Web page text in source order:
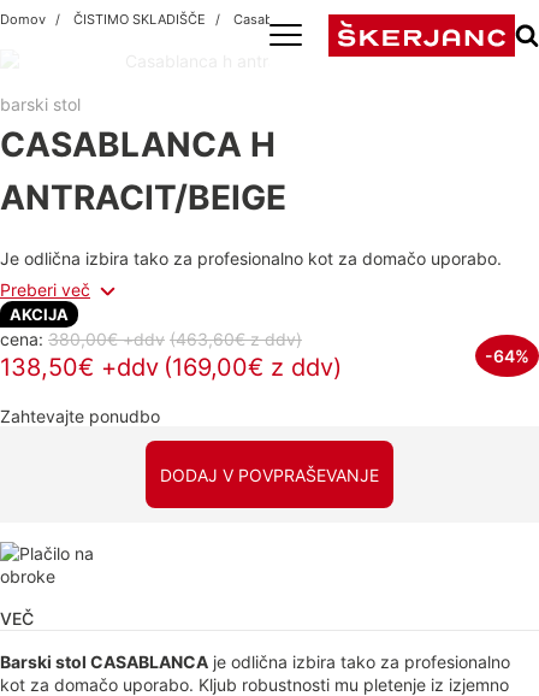
Domov ČISTIMO SKLADIŠČE Casablanca h antracit/beige
barski stol
CASABLANCA H
ANTRACIT/BEIGE
Je odlična izbira tako za profesionalno kot za domačo uporabo.
Preberi več
AKCIJA
cena: 380,00€ +ddv (463,60€z ddv)
138,50€ +ddv (169,00€ z ddv) -64%
Zahtevajte ponudbo
DODAJ V POVPRAŠEVANJE
VEČ
Barski stol CASABLANCA je odlična izbira tako za profesionalno
kot za domačo uporabo. Kljub robustnosti mu pletenje iz izjemno